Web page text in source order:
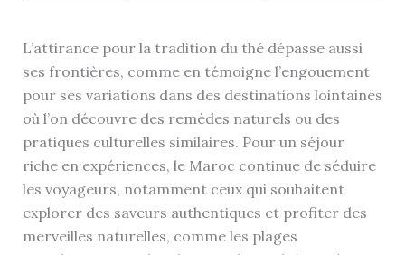
L’attirance pour la tradition du thé dépasse aussi
ses frontières, comme en témoigne l’engouement
pour ses variations dans des destinations lointaines
où l’on découvre des remèdes naturels ou des
pratiques culturelles similaires. Pour un séjour
riche en expériences, le Maroc continue de séduire
les voyageurs, notamment ceux qui souhaitent
explorer des saveurs authentiques et profiter des
merveilles naturelles, comme les plages